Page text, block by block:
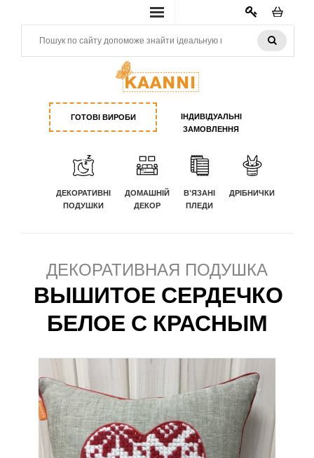
КАБИНЕТ
ГОТОВІ ВИРОБИ
ІНДИВІДУАЛЬНІ
ЗАМОВЛЕННЯ
ДЕКОРАТИВНІ
ПОДУШКИ
ДОМАШНІЙ
ДЕКОР
В'ЯЗАНІ
ПЛЕДИ
ДРІБНИЧКИ
ДЕКОРАТИВНАЯ ПОДУШКА
ВЫШИТОЕ СЕРДЕЧКО
БЕЛОЕ С КРАСНЫМ